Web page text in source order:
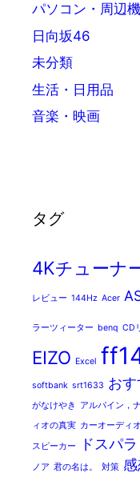
パソコン・周辺
日向坂46
未分類
生活・日用品
音楽・映画
タグ
4Kチューナ
レビュー 144Hz Acer
ラーツィーター benq CD
EIZO Excel
softbank srt1633 おす
がなけやき
アルパイン，
ィオの真実 カーオーディ
スピーカー
ドスパラ
ノア 君の名は。 対策